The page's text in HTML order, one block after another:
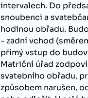
intervalech. Do
snoubenci a
hodinou obřadu.
- zadní vchod
přímý vstup do
Matriční úřad
svatebního obřadu,
způsobem narušen,